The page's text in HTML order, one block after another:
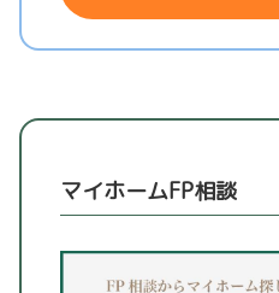
マイホームFP相談